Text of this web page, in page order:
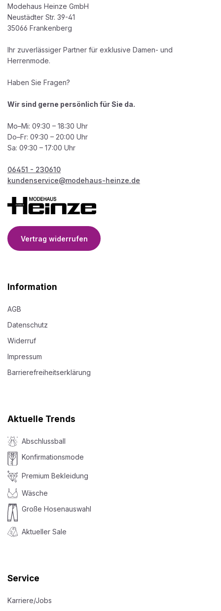
Modehaus Heinze GmbH
Neustädter Str. 39-41
35066 Frankenberg
Ihr zuverlässiger Partner für exklusive Damen- und
Herrenmode.
Haben Sie Fragen?
Wir sind gerne persönlich für Sie da.
Mo–Mi: 09:30 – 18:30 Uhr
Do–Fr: 09:30 – 20:00 Uhr
Sa: 09:30 – 17:00 Uhr
06451 - 230610
kundenservice@modehaus-heinze.de
Vertrag widerrufen
Information
AGB
Datenschutz
Widerruf
Impressum
Barrierefreiheitserklärung
Aktuelle Trends
Abschlussball
Konfirmationsmode
Premium Bekleidung
Wäsche
Große Hosenauswahl
Aktueller Sale
Service
Karriere/Jobs